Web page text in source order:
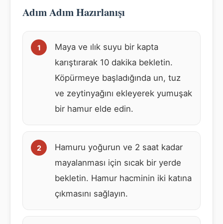
Adım Adım Hazırlanışı
Maya ve ılık suyu bir kapta
karıştırarak 10 dakika bekletin.
Köpürmeye başladığında un, tuz
ve zeytinyağını ekleyerek yumuşak
bir hamur elde edin.
Hamuru yoğurun ve 2 saat kadar
mayalanması için sıcak bir yerde
bekletin. Hamur hacminin iki katına
çıkmasını sağlayın.